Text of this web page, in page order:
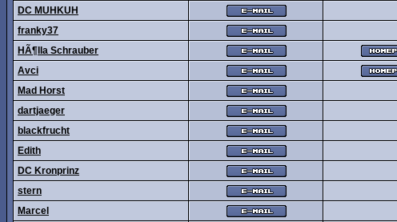
DC MUHKUH
franky37
HÃ¶lla Schrauber
Avci
Mad Horst
dartjaeger
blackfrucht
Edith
DC Kronprinz
stern
Marcel